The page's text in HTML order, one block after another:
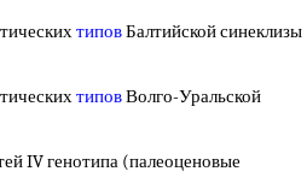
типовБалтийской синеклизы
типовВолго-Уральской
IV генотипа (палеоценовые